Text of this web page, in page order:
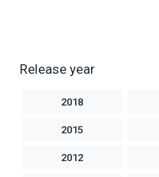
Release year
2018
2015
2012